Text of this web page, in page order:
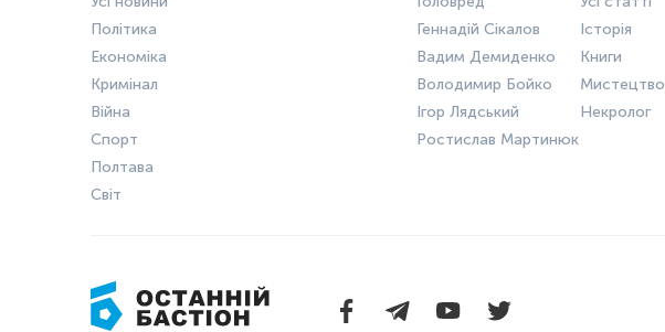
Політика
Економіка
Кримінал
Війна
Спорт
Полтава
Світ
Геннадій Сікалов
Вадим Демиденко
Володимир Бойко
Ігор Лядський
Ростислав Мартинюк
Історія
Книги
Мистецтво
Некролог